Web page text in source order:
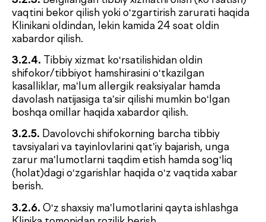
3.3.6.Buyurtmachi tomonidan ushbu
taqdirda, Bemor uchun xizmatlar ko‘rsatishni
to‘xtatib turish.
3.4. Buyurtmachi (Bemor) quyidagi huquqlarga
ega:
majburiyatlarini lozim darajada bajarishni talab
qilish.
3.3.5.Klinikada Bemor uchun tibbiy xizmatlarni
ko‘rsatish imkoni bo‘lmagan hollarda, shu jumladan
Bemor tomonidan tibbiy xodimlar talablarini
bajarmaslik, Bemorda davolash-diagnostika
tadbirlarini o‘tkazishga qarshi ko‘rsatmalar
aniqlanishi, shuningdek organizm xususiyatlari
aralashuvni xavfli yoki samarasiz qiladigan
holatlarda tibbiy xizmat ko‘rsatishni rad etish
huquqiga ega.